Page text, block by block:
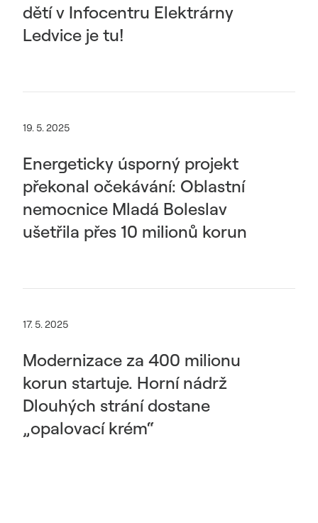
dětí v Infocentru Elektrárny
Ledvice je tu!
19. 5. 2025
Energeticky úsporný projekt
překonal očekávání: Oblastní
nemocnice Mladá Boleslav
ušetřila přes 10 milionů korun
17. 5. 2025
Modernizace za 400 milionu
korun startuje. Horní nádrž
Dlouhých strání dostane
„opalovací krém“